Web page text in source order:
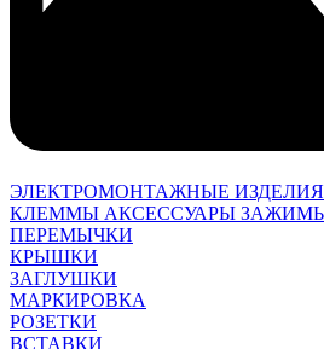
ЭЛЕКТРОМОНТАЖНЫЕ ИЗДЕЛИЯ
КЛЕММЫ АКСЕССУАРЫ
ПЕРЕМЫЧКИ
КРЫШКИ
ЗАГЛУШКИ
МАРКИРОВКА
РОЗЕТКИ
ВСТАВКИ